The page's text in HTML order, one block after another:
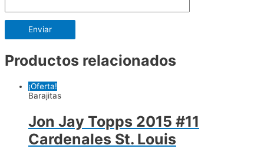
Productos relacionados
¡Oferta!
Barajitas
Jon Jay Topps 2015 #11
Cardenales St. Louis